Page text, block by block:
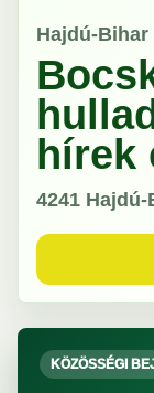
Hajdú-Bihar
hírek
4241 Hajdú-
KÖZÖSSÉGI